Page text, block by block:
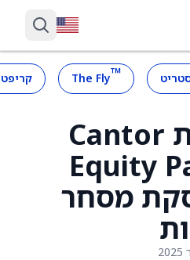
™
The Fly
מסחר במניית Cantor
Equity
מסחר